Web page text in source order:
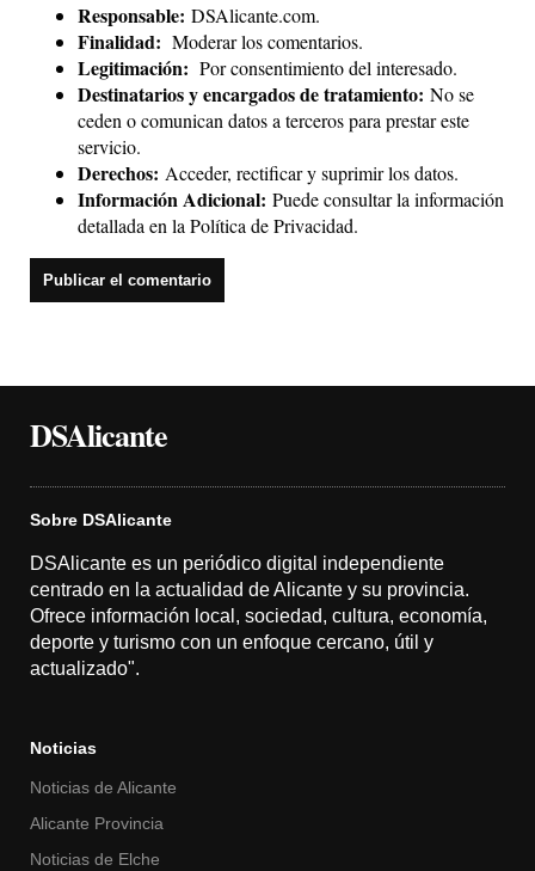
Responsable: DSAlicante.com.
Finalidad: Moderar los comentarios.
Legitimación: Por consentimiento del interesado.
Destinatarios y encargados de tratamiento: No se
ceden o comunican datos a terceros para prestar este
servicio.
Derechos: Acceder, rectificar y suprimir los datos.
Información Adicional: Puede consultar la información
detallada en laPolítica de Privacidad.
DSAlicante
Sobre DSAlicante
DSAlicante es un periódico digital independiente
centrado en la actualidad de Alicante y su provincia.
Ofrece información local, sociedad, cultura, economía,
deporte y turismo con un enfoque cercano, útil y
actualizado".
Noticias
Noticias de Alicante
Alicante Provincia
Noticias de Elche